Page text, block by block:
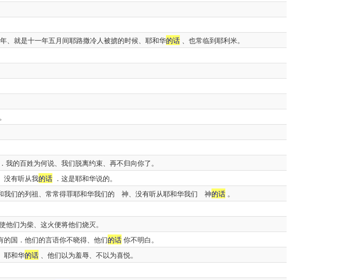
、就是十一年五月间耶路撒冷人被掳的时候、耶和华的话 、也常临到耶利米。
的百姓为何说、我们脱离约束、再不归向你了。
没有听从我的话 ．这是耶和华说的。
我们的列祖、常常得罪耶和华我们的 神、没有听从耶和华我们 神的话 。
他们为柴、这火便将他们烧灭。
国．他们的言语你不晓得、他们的话 你不明白。
耶和华的话 、他们以为羞辱、不以为喜悦。